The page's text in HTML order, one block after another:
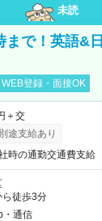
未読
まで！英語&
WEB登録・面接OK
＋交
途支給あり
時の通勤交通費支給
ら徒歩3分
・通信